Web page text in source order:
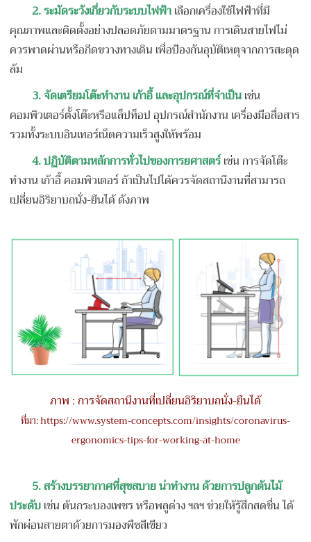
2.ระมัดระวังเกี่ยวกับระบบไฟฟ้าเลือกเครื่องใช้ไฟฟ้าที่มี
คุณภาพและติดตั้งอย่างปลอดภัยตามมาตรฐาน การเดินสายไฟไม่
ควรพาดผ่านหรือกีดขวางทางเดิน เพื่อป้องกันอุบัติเหตุจากการสะดุด
ล้ม
3.จัดเตรียมโต๊ะทำงาน เก้าอี้ และอุปกรณ์ที่จำเป็นเช่น
คอมพิวเตอร์ตั้งโต๊ะหรือแล็ปท็อป อุปกรณ์สำนักงาน เครื่องมือสื่อสาร
รวมทั้งระบบอินเทอร์เน็ตความเร็วสูงให้พร้อม
4.ปฏิบัติตามหลักการทั่วไปของการยศาสตร์เช่น การจัดโต๊ะ
ทำงาน เก้าอี้ คอมพิวเตอร์ ถ้าเป็นไปได้ควรจัดสถานีงานที่สามารถ
เปลี่ยนอิริยาบถนั่ง-ยืนได้ ดังภาพ
ภาพ : การจัดสถานีงานที่เปลี่ยนอิริยาบถนั่ง-ยืนได้
ที่มา: https://www.system-concepts.com/insights/coronavirus-
ergonomics-tips-for-working-at-home
5.สร้างบรรยากาศที่สุขสบาย น่าทำงาน ด้วยการปลูกต้นไม้
ประดับเช่น ต้นกระบองเพชร หรือพลูด่าง ฯลฯ ช่วยให้รู้สึกสดชื่น ได้
พักผ่อนสายตาด้วยการมองพืชสีเขียว